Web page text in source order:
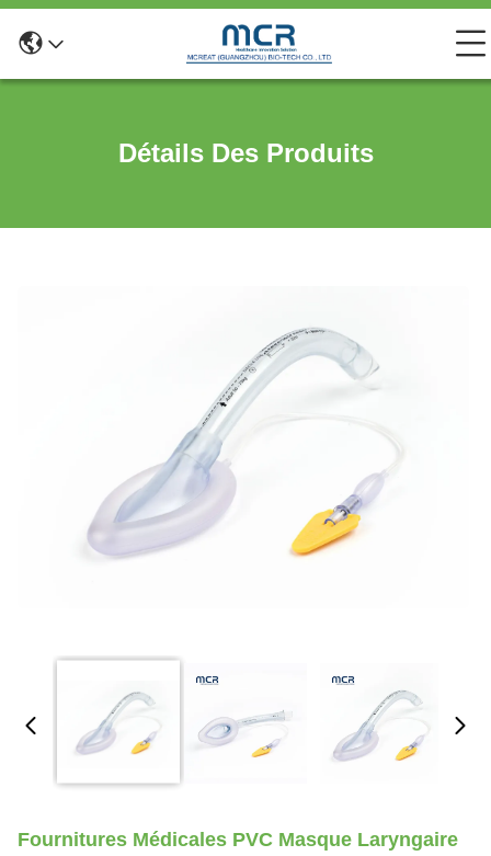
Détails Des Produits
Fournitures Médicales PVC Masque Laryngaire